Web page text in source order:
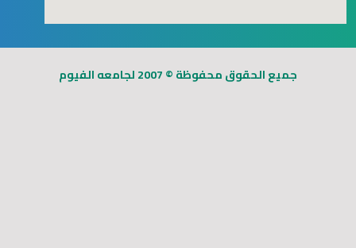
free goggle map
جميع الحقوق محفوظة © 2007 لجامعه الفيوم